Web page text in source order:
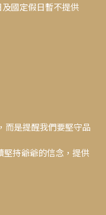
國定假日暫不提供
而是提醒我們要堅守品
持爺爺的信念，提供